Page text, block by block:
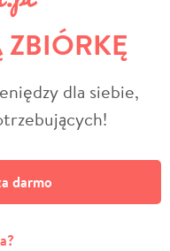
ZBIÓRKĘ
dla siebie,
darmo